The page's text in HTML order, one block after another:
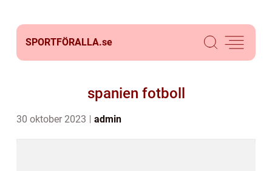
SPORTFÖRALLA.se
spanien fotboll
30 oktober 2023 admin